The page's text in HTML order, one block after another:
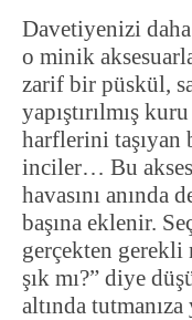
Davetiyenizi
o minik
zarif bir püskül,
yapıştırılmış
harflerini
inciler… Bu
havasını anında
başına eklenir.
gerçekten gerekli
şık mı?” diye
altında